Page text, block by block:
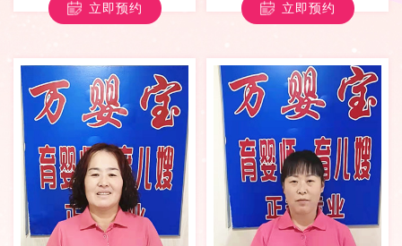
立即预约 立即预约